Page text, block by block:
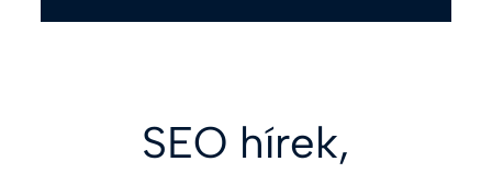
SEO hírek,